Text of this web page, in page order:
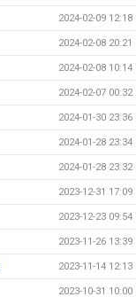
2024-02-09 12:18
2024-02-08 20:21
2024-02-08 10:14
2024-02-07 00:32
2024-01-30 23:36
2024-01-28 23:34
2024-01-28 23:32
2023-12-31 17:09
2023-12-23 09:54
2023-11-26 13:39
2023-11-14 12:13
2023-10-31 10:00